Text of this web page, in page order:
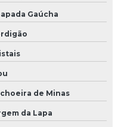
Gaúcha
de Minas
da Lapa